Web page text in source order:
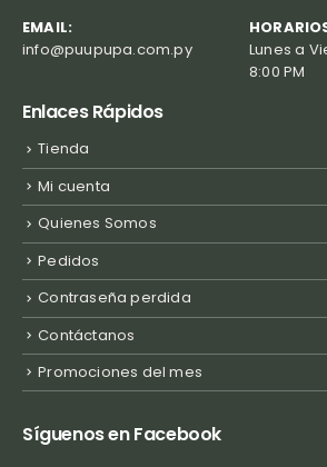
EMAIL:
info@puupupa.com.py
Lunes a
8:00 PM
Enlaces Rápidos
Tienda
Mi cuenta
Quienes Somos
Pedidos
Contraseña perdida
Contáctanos
Promociones del mes
Síguenos en Facebook